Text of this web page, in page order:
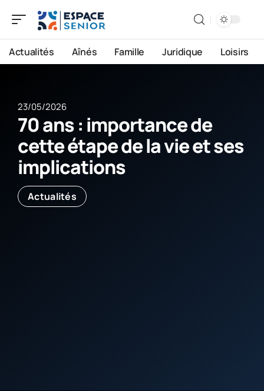
Actualités Aînés Famille Juridique Loisirs
23/05/2026
70 ans : importance de
cette étape de la vie et ses
implications
Actualités